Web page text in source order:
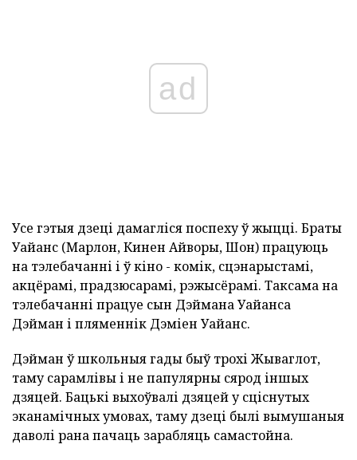
ad
Усе гэтыя дзеці дамагліся поспеху ў жыцці. Браты
Уайанс (Марлон, Кинен Айворы, Шон) працуюць
на тэлебачанні і ў кіно - комік, сцэнарыстамі,
акцёрамі, прадзюсарамі, рэжысёрамі. Таксама на
тэлебачанні працуе сын Дэймана Уайанса
Дэйман і пляменнік Дэміен Уайанс.
Дэйман ў школьныя гады быў трохі Жываглот,
таму сарамлівы і не папулярны сярод іншых
дзяцей. Бацькі выхоўвалі дзяцей у сціснутых
эканамічных умовах, таму дзеці былі вымушаныя
даволі рана пачаць зарабляць самастойна.